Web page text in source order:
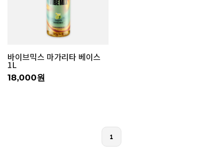
바이브믹스 마가리타 베이스
1L
18,000원
1